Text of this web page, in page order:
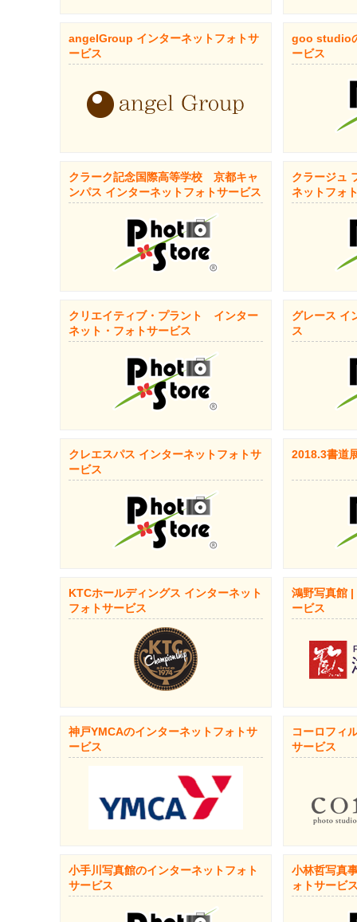
angelGroup インターネットフォトサ
ービス
goo studio
ービス
クラーク記念国際高等学校 京都キャ
ンパス インターネットフォトサービス
クラージュ
ネットフォ
クリエイティブ・プラント インター
ネット・フォトサービス
グレース イ
ス
クレエスパス インターネットフォトサ
ービス
2018.3書道
KTCホールディングス インターネット
フォトサービス
鴻野写真館 |
ービス
神戸YMCAのインターネットフォトサ
ービス
コーロフィ
サービス
小手川写真館のインターネットフォト
サービス
小林哲写真
ォトサービ